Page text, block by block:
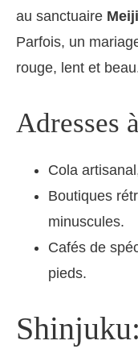
au sanctuaire
Parfois, un
rouge, lent et
Adresses
Cola
Boutiques
minuscules.
Cafés de
pieds.